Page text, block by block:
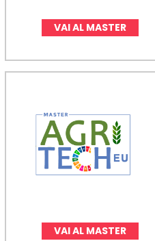
VAI AL MASTER
VAI AL MASTER